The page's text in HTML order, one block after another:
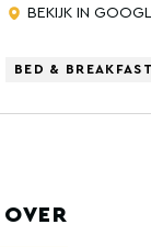
BEKIJK IN
BED & BREAKFAST